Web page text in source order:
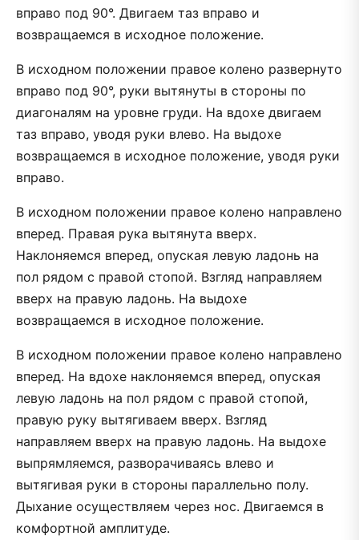
вправо под 90°. Двигаем таз вправо и
возвращаемся в исходное положение.
В исходном положении правое колено развернуто
вправо под 90°, руки вытянуты в стороны по
диагоналям на уровне груди. На вдохе двигаем
таз вправо, уводя руки влево. На выдохе
возвращаемся в исходное положение, уводя руки
вправо.
В исходном положении правое колено направлено
вперед. Правая рука вытянута вверх.
Наклоняемся вперед, опуская левую ладонь на
пол рядом с правой стопой. Взгляд направляем
вверх на правую ладонь. На выдохе
возвращаемся в исходное положение.
В исходном положении правое колено направлено
вперед. На вдохе наклоняемся вперед, опуская
левую ладонь на пол рядом с правой стопой,
правую руку вытягиваем вверх. Взгляд
направляем вверх на правую ладонь. На выдохе
выпрямляемся, разворачиваясь влево и
вытягивая руки в стороны параллельно полу.
Дыхание осуществляем через нос. Двигаемся в
комфортной амплитуде.